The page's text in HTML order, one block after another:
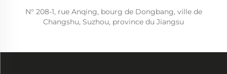
N° 208-1, rue Anqing, bourg de Dongbang, ville de
Changshu, Suzhou, province du Jiangsu